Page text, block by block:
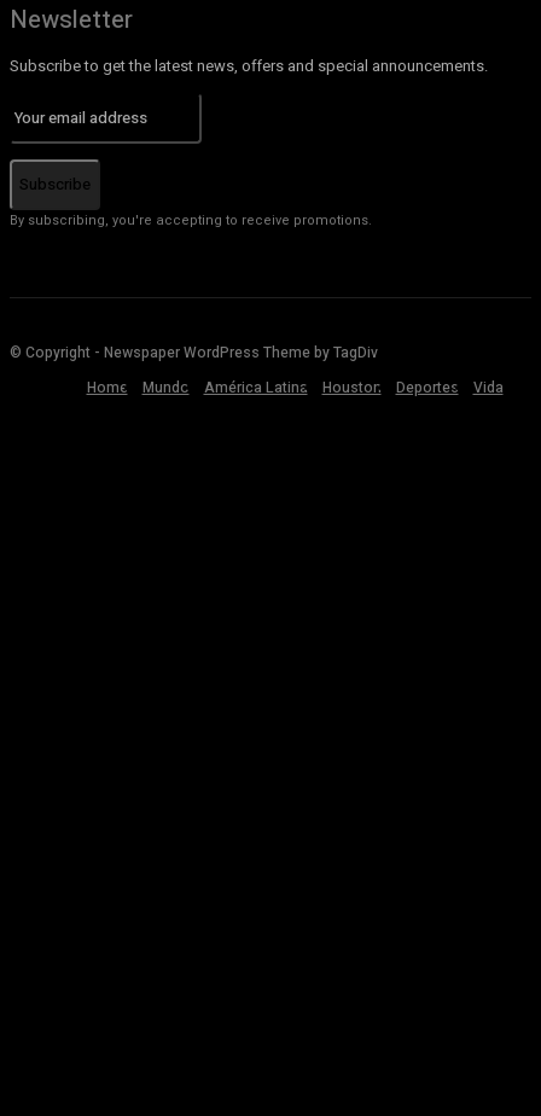
Newsletter
Subscribe to get the latest news, offers and special announcements.
Subscribe
By subscribing, you're accepting to receive promotions.
© Copyright - Newspaper WordPress Theme by TagDiv
Home
Mundo América Latina Houston Deportes Vida